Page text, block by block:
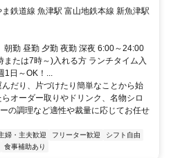
鉄道線 魚津駅 富山地鉄本線 新魚津駅
朝勤 昼勤 夕勤 夜勤 深夜 6:00～24:00
たは7時～)入れる方 ランチタイム入
1日～OK！...
だり、片づけたり簡単なことから始
オーダー取りやドリンク、名物シロ
の調理など適性や裁量に応じてお任せ
婦・主夫歓迎 フリーター歓迎
シフト自由
食事補助あり